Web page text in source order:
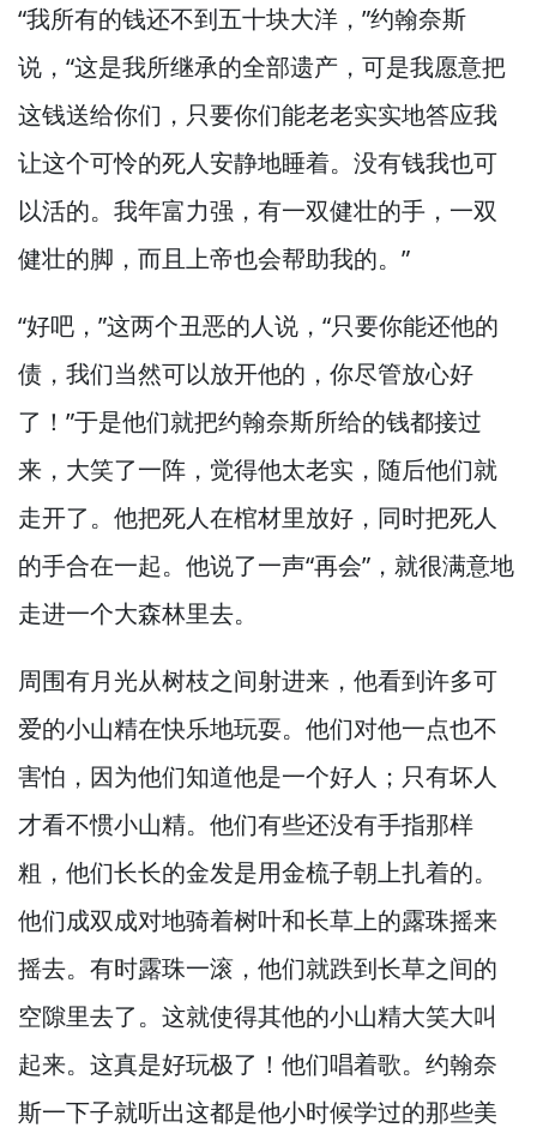
“我所有的钱还不到五十块大洋，”约翰奈斯
说， “这是我所继承的全部遗产， 可是我愿意把
这钱送给你们， 只要你们能老老实实地答应我
让这个可怜的死人安静地睡着。 没有钱我也可
以活的。 我年富力强， 有一双健壮的手， 一双
健壮的脚， 而且上帝也会帮助我的。”
“好吧，”这两个丑恶的人说， “只要你能还他的
债， 我们当然可以放开他的， 你尽管放心好
了！”于是他们就把约翰奈斯所给的钱都接过
来， 大笑了一阵， 觉得他太老实， 随后他们就
走开了。 他把死人在棺材里放好， 同时把死人
的手合在一起。 他说了一声“再会”， 就很满意地
走进一个大森林里去。
周围有月光从树枝之间射进来， 他看到许多可
爱的小山精在快乐地玩耍。 他们对他一点也不
害怕， 因为他们知道他是一个好人；只有坏人
才看不惯小山精。 他们有些还没有手指那样
粗， 他们长长的金发是用金梳子朝上扎着的。
他们成双成对地骑着树叶和长草上的露珠摇来
摇去。 有时露珠一滚， 他们就跌到长草之间的
空隙里去了。 这就使得其他的小山精大笑大叫
起来。 这真是好玩极了！ 他们唱着歌。 约翰奈
斯一下子就听出这都是他小时候学过的那些美